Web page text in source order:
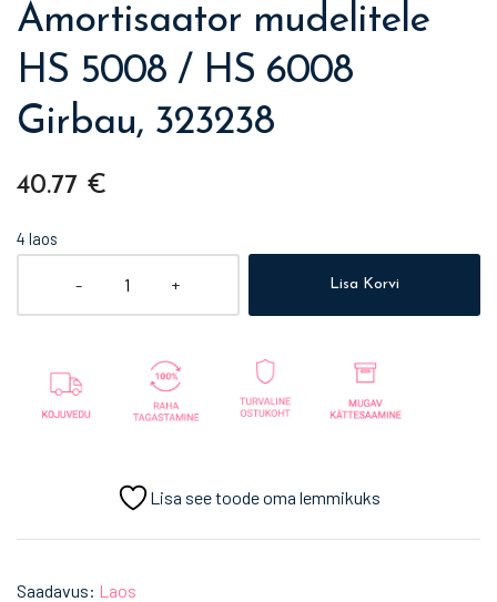
Amortisaator mudelitele
HS 5008 / HS 6008
Girbau, 323238
40.77 €
4 laos
- + Lisa Korvi
Lisa see toode oma lemmikuks
Saadavus: Laos